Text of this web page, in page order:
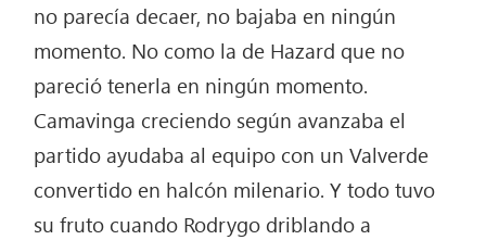
no parecía decaer, no bajaba en ningún
momento. No como la de Hazard que no
pareció tenerla en ningún momento.
Camavinga creciendo según avanzaba el
partido ayudaba al equipo con un Valverde
convertido en halcón milenario. Y todo tuvo
su fruto cuando Rodrygo driblando a